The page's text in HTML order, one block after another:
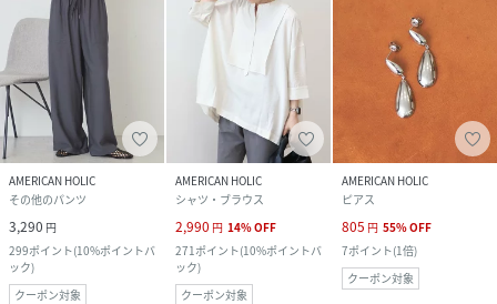
AMERICAN HOLIC
その他のパンツ
3,290 円
299ポイント(10%ポイントバ
ック)
クーポン対象
AMERICAN HOLIC
シャツ・ブラウス
2,990 円 14%OFF
271 ポイント(10%ポイントバ
ック)
クーポン対象
AMERICAN HOLIC
ピアス
805 円 55%OFF
7ポイント(1倍)
クーポン対象